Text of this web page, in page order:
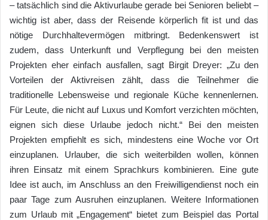
– tatsächlich sind die Aktivurlaube gerade bei Senioren beliebt –
wichtig ist aber, dass der Reisende körperlich fit ist und das
nötige Durchhaltevermögen mitbringt. Bedenkenswert ist
zudem, dass Unterkunft und Verpflegung bei den meisten
Projekten eher einfach ausfallen, sagt Birgit Dreyer: „Zu den
Vorteilen der Aktivreisen zählt, dass die Teilnehmer die
traditionelle Lebensweise und regionale Küche kennenlernen.
Für Leute, die nicht auf Luxus und Komfort verzichten möchten,
eignen sich diese Urlaube jedoch nicht.“ Bei den meisten
Projekten empfiehlt es sich, mindestens eine Woche vor Ort
einzuplanen. Urlauber, die sich weiterbilden wollen, können
ihren Einsatz mit einem Sprachkurs kombinieren. Eine gute
Idee ist auch, im Anschluss an den Freiwilligendienst noch ein
paar Tage zum Ausruhen einzuplanen. Weitere Informationen
zum Urlaub mit „Engagement“ bietet zum Beispiel das Portal